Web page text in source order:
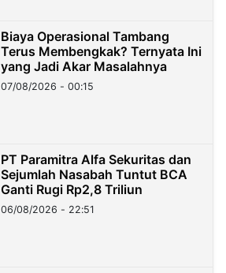
Biaya Operasional Tambang
Terus Membengkak? Ternyata Ini
yang Jadi Akar Masalahnya
07/08/2026 - 00:15
PT Paramitra Alfa Sekuritas dan
Sejumlah Nasabah Tuntut BCA
Ganti Rugi Rp2,8 Triliun
06/08/2026 - 22:51